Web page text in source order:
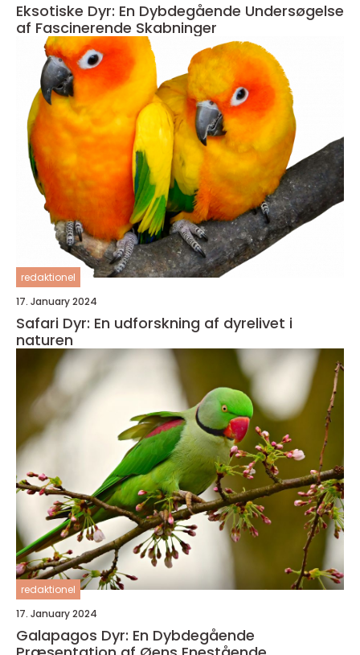
Eksotiske Dyr: En Dybdegående Undersøgelse
af Fascinerende Skabninger
redaktionel
17. January 2024
Safari Dyr: En udforskning af dyrelivet i
naturen
redaktionel
17. January 2024
Galapagos Dyr: En Dybdegående